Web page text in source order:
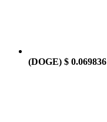
(DOGE) $ 0.069836